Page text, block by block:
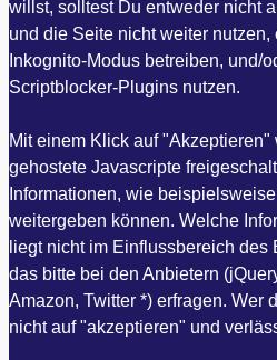
willst, solltest Du entweder nicht
und die Seite nicht weiter
Inkognito-Modus betreiben, und/
Scriptblocker-Plugins nutzen.
Mit einem Klick auf "Akzeptieren"
gehostete Javascripte
Informationen, wie
weitergeben können. Welche
liegt nicht im Einflussbereich des
das bitte bei den Anbietern
Amazon, Twitter *) erfragen. Wer
nicht auf "akzeptieren" und